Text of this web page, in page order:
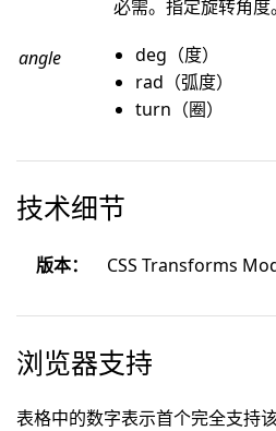
angle
必需。指定旋转角度
deg（度）
rad（弧度）
turn（圈）
技术细节
版本： CSS Transforms
浏览器支持
表格中的数字表示首个完全支持